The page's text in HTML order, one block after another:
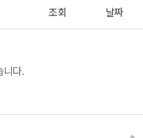
조회 날짜
니다.